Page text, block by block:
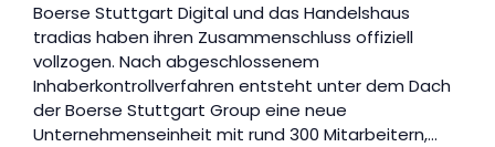
Boerse Stuttgart Digital und das Handelshaus
tradias haben ihren Zusammenschluss offiziell
vollzogen. Nach abgeschlossenem
Inhaberkontrollverfahren entsteht unter dem Dach
der Boerse Stuttgart Group eine neue
Unternehmenseinheit mit rund 300 Mitarbeitern,…